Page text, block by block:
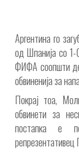
Аргентина го
од Шпанија со
ФИФА соопшти
обвиненија за
Покрај тоа,
обвинети за
постапка е
репрезентативец